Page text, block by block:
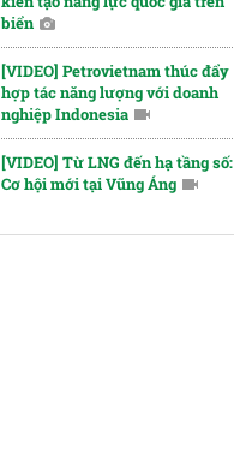
biển
[VIDEO] Petrovietnam thúc đẩy
hợp tác năng lượng với doanh
nghiệp Indonesia
[VIDEO] Từ LNG đến hạ tầng số:
Cơ hội mới tại Vũng Áng